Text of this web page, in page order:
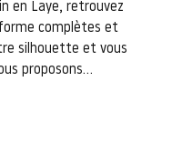
en Laye, retrouvez
complètes et
silhouette et vous
proposons...